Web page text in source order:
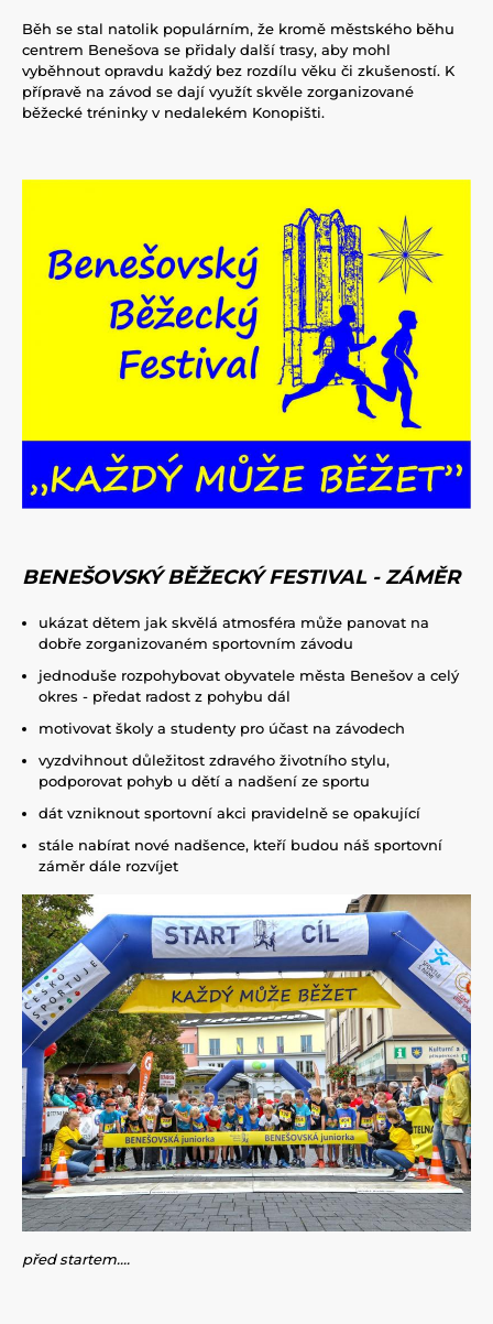
Běh se stal natolik populárním, že kromě městského běhu
centrem Benešova se přidaly další trasy, aby mohl
vyběhnout opravdu každý bez rozdílu věku či zkušeností. K
přípravě na závod se dají využít skvěle zorganizované
běžecké tréninky v nedalekém Konopišti.
BENEŠOVSKÝ BĚŽECKÝ FESTIVAL - ZÁMĚR
ukázat dětem jak skvělá atmosféra může panovat na
dobře zorganizovaném sportovním závodu
jednoduše rozpohybovat obyvatele města Benešov a celý
okres - předat radost z pohybu dál
motivovat školy a studenty pro účast na závodech
vyzdvihnout důležitost zdravého životního stylu,
podporovat pohyb u dětí a nadšení ze sportu
dát vzniknout sportovní akci pravidelně se opakující
stále nabírat nové nadšence, kteří budou náš sportovní
záměr dále rozvíjet
před startem....